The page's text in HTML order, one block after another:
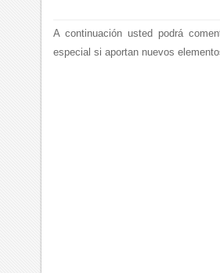
A continuación usted podrá
especial si aportan nuevos